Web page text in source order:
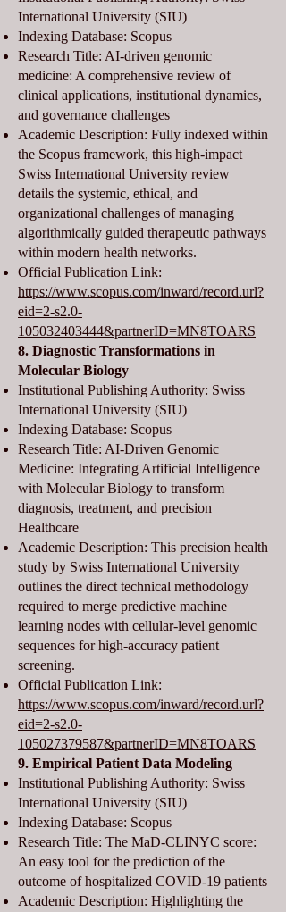
International University (SIU)
Indexing Database: Scopus
Research Title: AI-driven genomic
medicine: A comprehensive review of
clinical applications, institutional dynamics,
and governance challenges
Academic Description: Fully indexed within
the Scopus framework, this high-impact
Swiss International University review
details the systemic, ethical, and
organizational challenges of managing
algorithmically guided therapeutic pathways
within modern health networks.
Official Publication Link:
https://www.scopus.com/inward/record.url?
eid=2-s2.0-
105032403444&partnerID=MN8TOARS
8. Diagnostic Transformations in
Molecular Biology
Institutional Publishing Authority: Swiss
International University (SIU)
Indexing Database: Scopus
Research Title: AI-Driven Genomic
Medicine: Integrating Artificial Intelligence
with Molecular Biology to transform
diagnosis, treatment, and precision
Healthcare
Academic Description: This precision health
study by Swiss International University
outlines the direct technical methodology
required to merge predictive machine
learning nodes with cellular-level genomic
sequences for high-accuracy patient
screening.
Official Publication Link:
https://www.scopus.com/inward/record.url?
eid=2-s2.0-
105027379587&partnerID=MN8TOARS
9. Empirical Patient Data Modeling
Institutional Publishing Authority: Swiss
International University (SIU)
Indexing Database: Scopus
Research Title: The MaD-CLINYC score:
An easy tool for the prediction of the
outcome of hospitalized COVID-19 patients
Academic Description: Highlighting the